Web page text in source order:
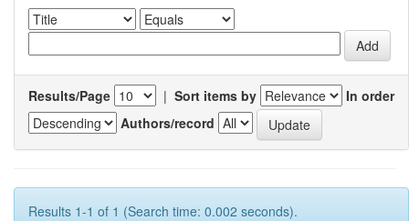
Results/Page | Sort items by
In order
Authors/record
Results 1-1 of 1 (Search time: 0.002 seconds).